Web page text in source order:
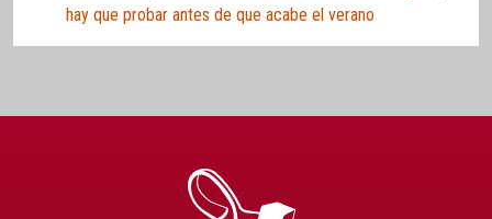
hay que probar antes de que acabe el verano